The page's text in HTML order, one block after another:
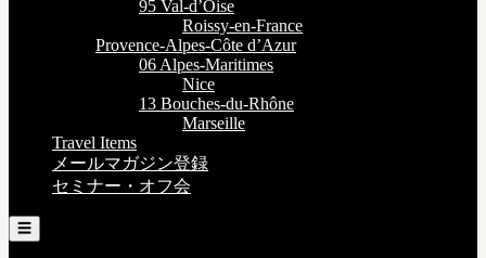
95 Val-d’Oise
Roissy-en-France
Provence-Alpes-Côte d’Azur
06 Alpes-Maritimes
Nice
13 Bouches-du-Rhône
Marseille
Travel Items
メールマガジン登録
セミナー・オフ会
☰